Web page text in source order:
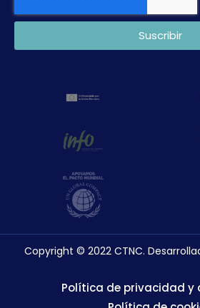
Suscribir
Copyright © 2022 CTNC.
Política de privacidad y